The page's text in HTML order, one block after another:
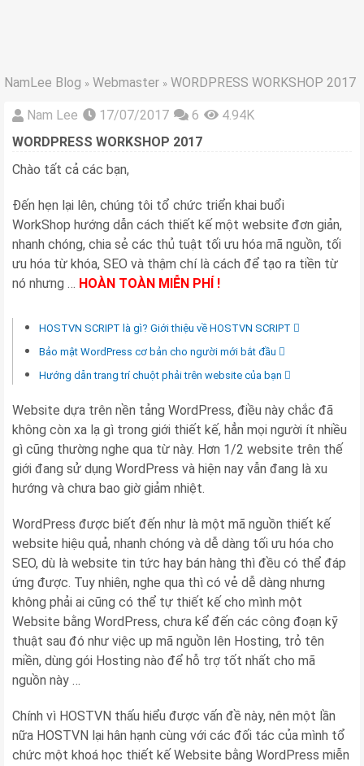
NamLee Blog » Webmaster » WORDPRESS WORKSHOP 2017
Nam Lee 17/07/2017 6
4.94K
WORDPRESS WORKSHOP 2017
Chào tất cả các bạn,
Đến hẹn lại lên, chúng tôi tổ chức triển khai buổi
WorkShop hướng dẫn cách thiết kế một website đơn giản,
nhanh chóng, chia sẻ các thủ tuật tối ưu hóa mã nguồn, tối
ưu hóa từ khóa, SEO và thậm chí là cách để tạo ra tiền từ
nó nhưng … HOÀN TOÀN MIỄN PHÍ !
HOSTVN SCRIPT là gì? Giới thiệu về HOSTVN SCRIPT
Bảo mật WordPress cơ bản cho người mới bắt đầu
Hướng dẫn trang trí chuột phải trên website của bạn
Website dựa trên nền tảng WordPress, điều này chắc đã
không còn xa lạ gì trong giới thiết kế, hẳn mọi người ít nhiều
gì cũng thường nghe qua từ này. Hơn 1/2 website trên thế
giới đang sử dụng WordPress và hiện nay vẫn đang là xu
hướng và chưa bao giờ giảm nhiệt.
WordPress được biết đến như là một mã nguồn thiết kế
website hiệu quả, nhanh chóng và dễ dàng tối ưu hóa cho
SEO, dù là website tin tức hay bán hàng thì đều có thể đáp
ứng được. Tuy nhiên, nghe qua thì có vẻ dễ dàng nhưng
không phải ai cũng có thể tự thiết kế cho mình một
Website bằng WordPress, chưa kể đến các công đoạn kỹ
thuật sau đó như việc up mã nguồn lên Hosting, trỏ tên
miền, dùng gói Hosting nào để hỗ trợ tốt nhất cho mã
nguồn này …
Chính vì HOSTVN thấu hiểu được vấn đề này, nên một lần
nữa HOSTVN lại hân hạnh cùng với các đối tác của mình tổ
chức một khoá học thiết kế Website bằng WordPress miễn